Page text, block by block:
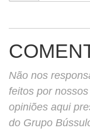
Não nos
feitos por
opiniões aqui
do Grupo